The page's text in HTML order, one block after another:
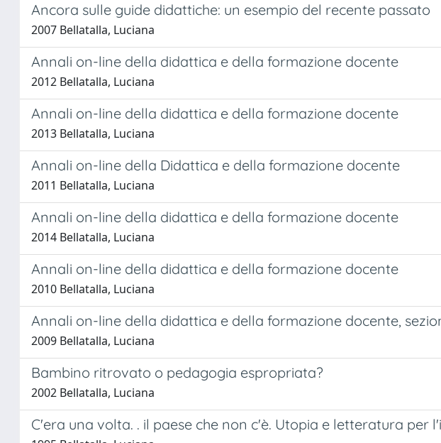
Ancora sulle guide didattiche: un esempio del recente passato
2007 Bellatalla, Luciana
Annali on-line della didattica e della formazione docente
2012 Bellatalla, Luciana
Annali on-line della didattica e della formazione docente
2013 Bellatalla, Luciana
Annali on-line della Didattica e della formazione docente
2011 Bellatalla, Luciana
Annali on-line della didattica e della formazione docente
2014 Bellatalla, Luciana
Annali on-line della didattica e della formazione docente
2010 Bellatalla, Luciana
Annali on-line della didattica e della formazione docente,
2009 Bellatalla, Luciana
Bambino ritrovato o pedagogia espropriata?
2002 Bellatalla, Luciana
C'era una volta. . il paese che non c'è. Utopia e letteratura per